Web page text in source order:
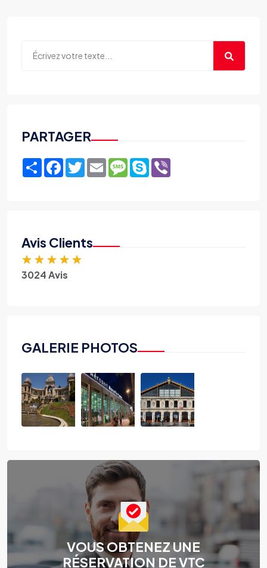
PARTAGER
ShareFacebook
TwitterEmailMessage
Skype
Avis Clients
★ ★ ★ ★ ★
3024 Avis
GALERIE PHOTOS
VOUS OBTENEZ UNE
RÉSERVATION DE VTC